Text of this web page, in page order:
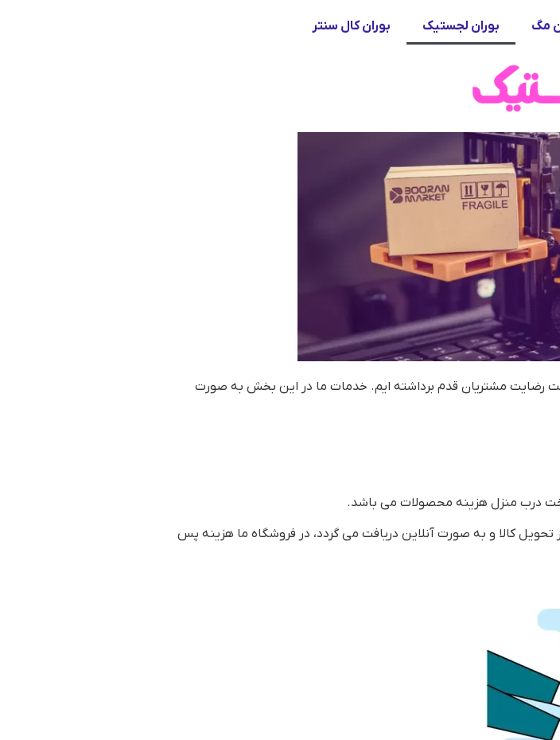
مگ بوران لجستیک بوران کال سنتر
رضایت مشتریان قدم برداشته ایم. خدمات ما در این بخش به صورت
درب منزل هزینه محصولات می باشد.
تحویل کالا و به صورت آنلاین دریافت می گردد، در فروشگاه ما هزینه پس